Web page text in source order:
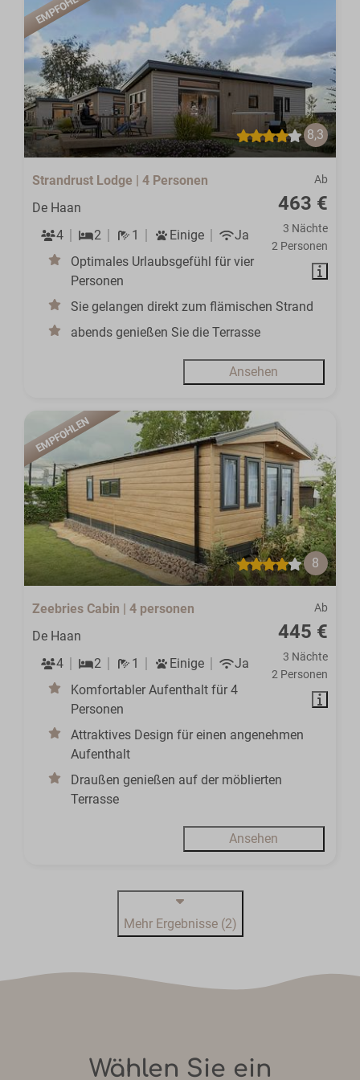
8,3
Ab
463 €
3 Nächte
2 Personen
Strandrust Lodge | 4 Personen
De Haan
4
2 1 Einige
Ja
Optimales Urlaubsgefühl für vier
Personen
Sie gelangen direkt zum flämischen Strand
abends genießen Sie die Terrasse
Ansehen
EMPFOHLEN
8
Ab
445 €
3 Nächte
2 Personen
Zeebries Cabin | 4 personen
De Haan
4
2 1 Einige
Ja
Komfortabler Aufenthalt für 4
Personen
Attraktives Design für einen angenehmen
Aufenthalt
Draußen genießen auf der möblierten
Terrasse
Ansehen
Mehr Ergebnisse (2)
Wählen Sie ein